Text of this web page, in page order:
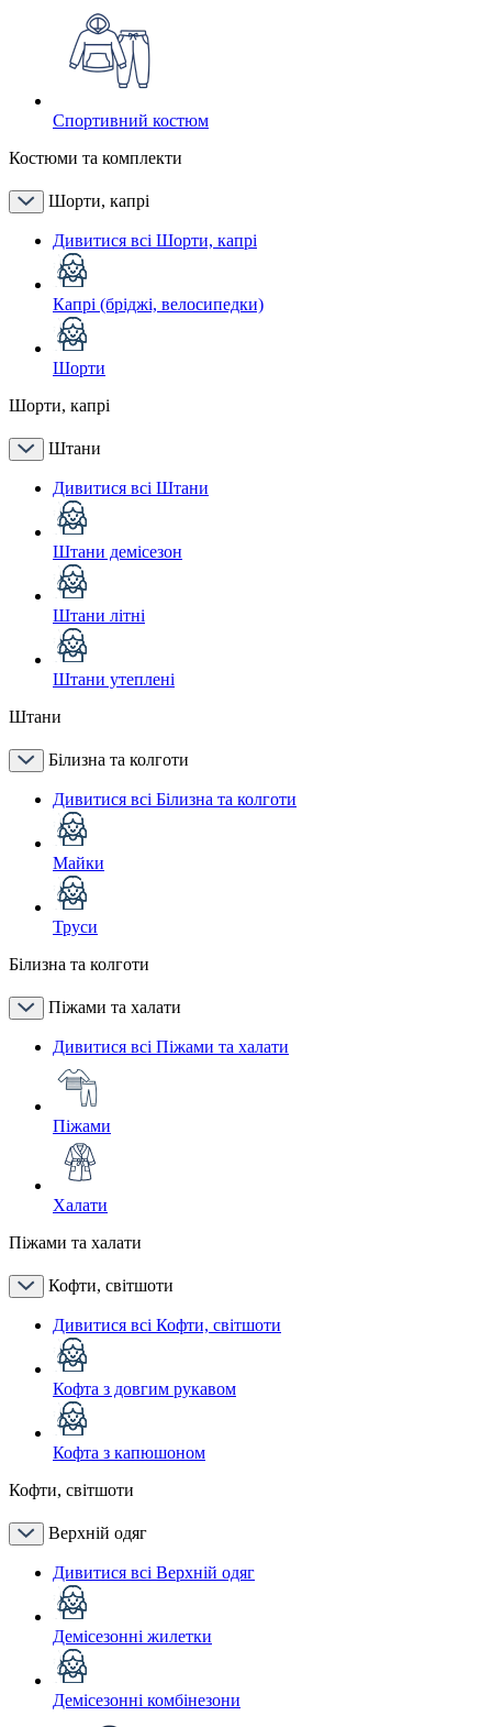
Спортивний костюм
Костюми та комплекти
Шорти, капрі
Дивитися всі Шорти, капрі
Капрі (бріджі, велосипедки)
Шорти
Шорти, капрі
Штани
Дивитися всі Штани
Штани демісезон
Штани літні
Штани утеплені
Штани
Білизна та колготи
Дивитися всі Білизна та колготи
Майки
Труси
Білизна та колготи
Піжами та халати
Дивитися всі Піжами та халати
Піжами
Халати
Піжами та халати
Кофти, світшоти
Дивитися всі Кофти, світшоти
Кофта з довгим рукавом
Кофта з капюшоном
Кофти, світшоти
Верхній одяг
Дивитися всі Верхній одяг
Демісезонні жилетки
Демісезонні комбінезони